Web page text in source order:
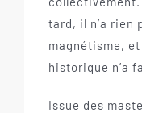
tard, il n’a rien
magnétisme,
historique n’a
Issue des